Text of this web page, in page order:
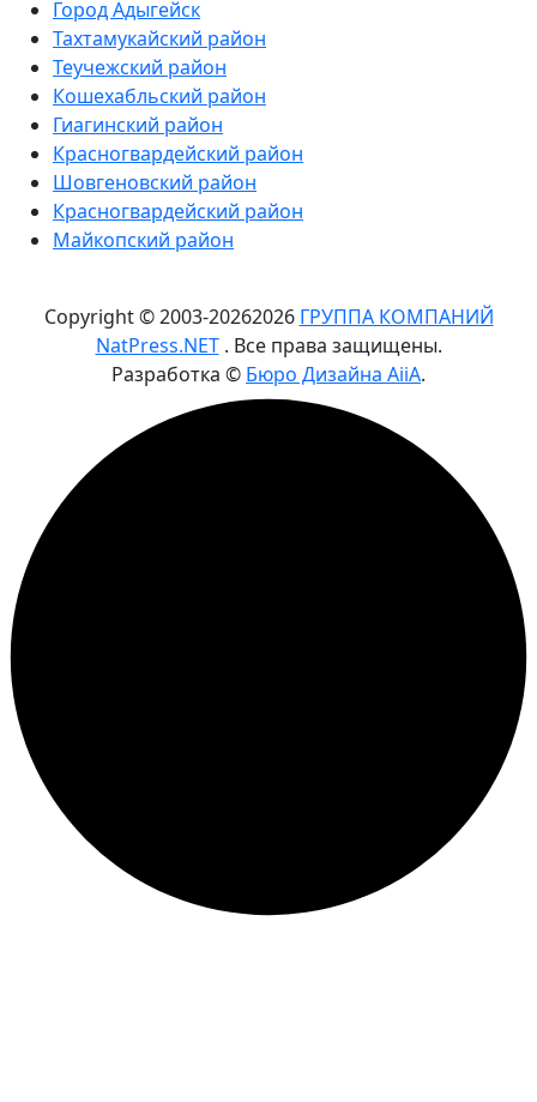
Город Адыгейск
Тахтамукайский район
Теучежский район
Кошехабльский район
Гиагинский район
Красногвардейский район
Шовгеновский район
Красногвардейский район
Майкопский район
Copyright © 2003-20262026 ГРУППА КОМПАНИЙ
NatPress.NET. Все права защищены.
Разработка © Бюро Дизайна AiiA.